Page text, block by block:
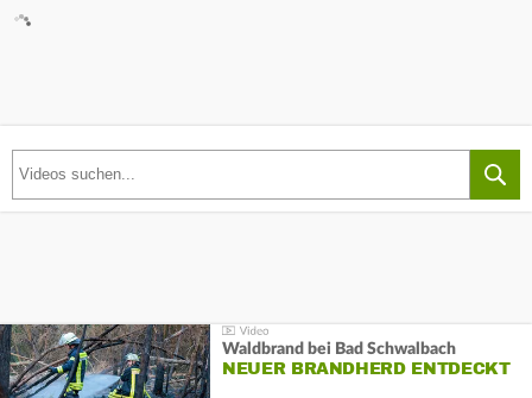
Waldbrand bei Bad Schwalbach
NEUER BRANDHERD ENTDECKT